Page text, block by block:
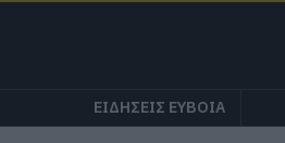
ΕΙΔΗΣΕΙΣ ΕΥΒΟΙΑ